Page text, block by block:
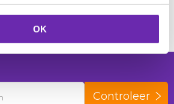
OK
Deze blijft hetzelfde zolang jij je
Controleer